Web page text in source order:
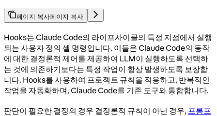
페이지 복사페이지 복사
Hooks는 Claude Code의 라이프사이클의 특정 지점에서 실행
되는 사용자 정의 셸 명령입니다. 이들은 Claude Code의 동작
에 대한 결정론적 제어를 제공하여 LLM이 실행하도록 선택하
는 것에 의존하기보다는 특정 작업이 항상 발생하도록 보장합
니다. Hooks를 사용하여 프로젝트 규칙을 적용하고, 반복적인
작업을 자동화하며, Claude Code를 기존 도구와 통합합니다.
판단이 필요한 결정의 경우 결정론적 규칙이 아닌 경우, 프롬프